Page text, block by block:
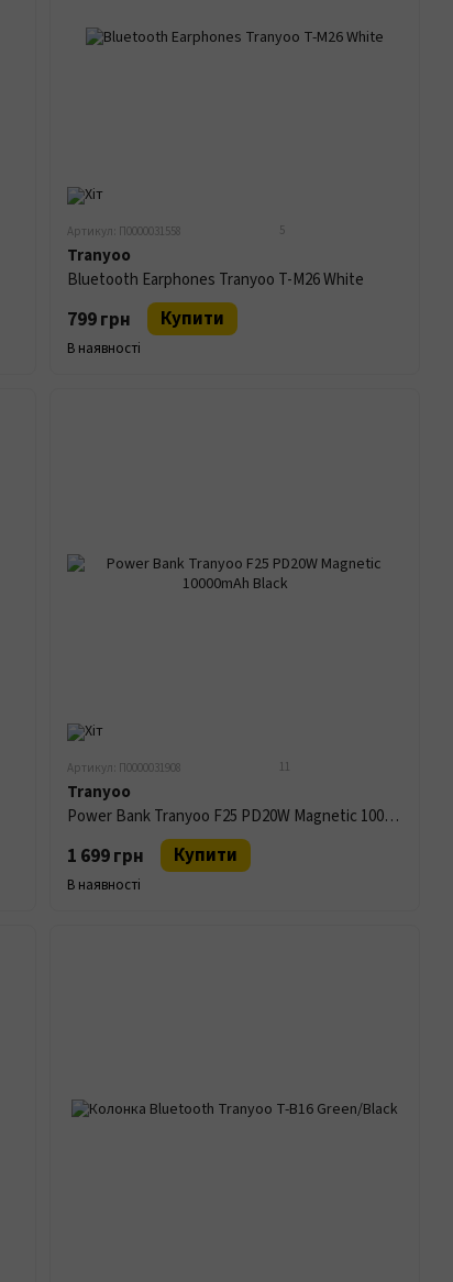
Артикул: П0000031558 5
Tranyoo
Bluetooth Earphones Tranyoo T-M26 White
799 грн Купити
В наявності
Артикул: П0000031908 11
Tranyoo
Power Bank Tranyoo F25 PD20W Magnetic 10000mAh Black
1 699 грн Купити
В наявності